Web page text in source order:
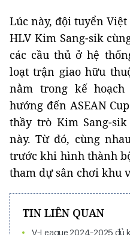
Lúc này, đội tuyển
HLV Kim Sang-sik
các cầu thủ ở hệ
loạt trận giao hữu
nằm trong kế
hướng đến ASEAN
thầy trò Kim Sang-
này. Từ đó, cùng
trước khi hình thành
tham dự sân chơi khu
TIN LIÊN QUAN
V-League 2024-2025 đủ